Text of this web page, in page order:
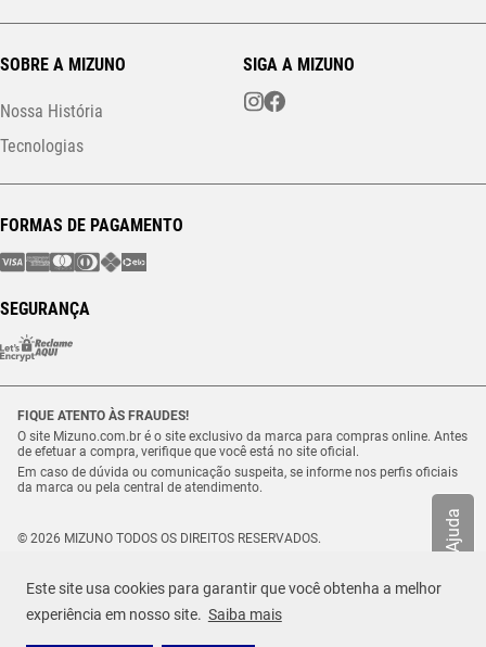
Este site usa cookies para garantir que você obtenha a melhor
experiência em nosso site. Saiba mais
Ajuda
TAMANHO
Selecione o seu tamanho
SOBRE A MIZUNO
Nossa História
Tecnologias
SIGA A MIZUNO
FORMAS DE PAGAMENTO
SEGURANÇA
FIQUE ATENTO ÀS FRAUDES!
O site Mizuno.com.br é o site exclusivo da marca para compras online. Antes
de efetuar a compra, verifique que você está no site oficial.
Em caso de dúvida ou comunicação suspeita, se informe nos perfis oficiais
da marca ou pela central de atendimento.
© 2026 MIZUNO TODOS OS DIREITOS RESERVADOS.
Estrada Municipal Luiz Lopes Neto, n.º 21 – Tenentes – CEP. 37.640-000 –
Extrema/MG